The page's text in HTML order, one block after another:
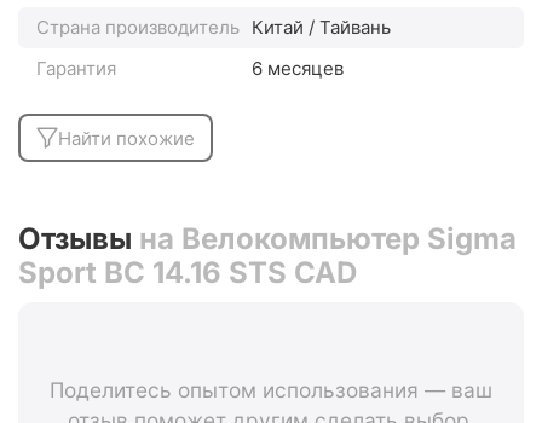
Страна производитель Китай / Тайвань
Гарантия
6 месяцев
Найти похожие
Отзывы на Велокомпьютер Sigma
Sport BC 14.16 STS CAD
Поделитесь опытом использования — ваш